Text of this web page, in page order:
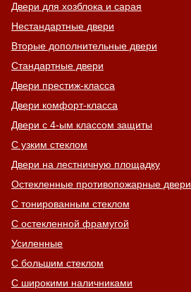
Двери для хозблока и сарая
Нестандартные двери
Вторые дополнительные двери
Стандартные двери
Двери престиж-класса
Двери комфорт-класса
Двери с 4-ым классом защиты
С узким стеклом
Двери на лестничную площадку
Остекленные противопожарные двери
С тонированным стеклом
С остекленной фрамугой
Усиленные
С большим стеклом
С широкими наличниками